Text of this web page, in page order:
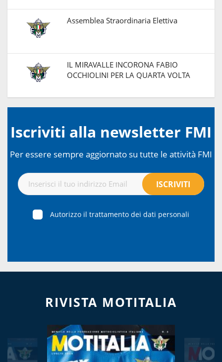
Assemblea Straordinaria Elettiva
IL MIRAVALLE INCORONA FABIO
OCCHIOLINI PER LA QUARTA VOLTA
Iscriviti alla newsletter FMI
Per essere sempre aggiornato su tutte le attività FMI
Autorizzo il trattamento dei dati personali
RIVISTA MOTITALIA